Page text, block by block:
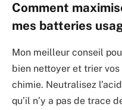
Comment
mes batteries
Mon meilleur conseil
bien nettoyer et trier
chimie. Neutralisez
qu’il n’y a pas de trace